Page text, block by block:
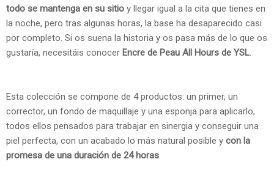
todo se mantenga en su sitio y llegar igual a la cita que tienes en
la noche, pero tras algunas horas, la base ha desaparecido casi
por completo. Si os suena la historia y os pasa más de lo que os
gustaría, necesitáis conocer Encre de Peau All Hours de YSL.
Esta colección se compone de 4 productos: un primer, un
corrector, un fondo de maquillaje y una esponja para aplicarlo,
todos ellos pensados para trabajar en sinergia y conseguir una
piel perfecta, con un acabado lo más natural posible y con la
promesa de una duración de 24 horas.